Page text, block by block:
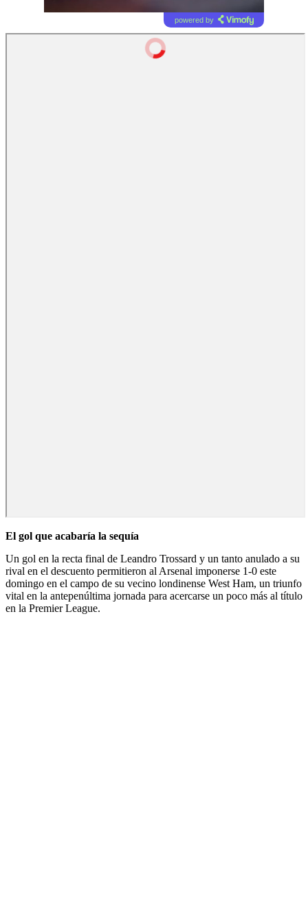
powered by
El gol que acabaría la sequía
Un gol en la recta final de Leandro Trossard y un tanto anulado a su
rival en el descuento permitieron al Arsenal imponerse 1-0 este
domingo en el campo de su vecino londinense West Ham, un triunfo
vital en la antepenúltima jornada para acercarse un poco más al título
en la Premier League.